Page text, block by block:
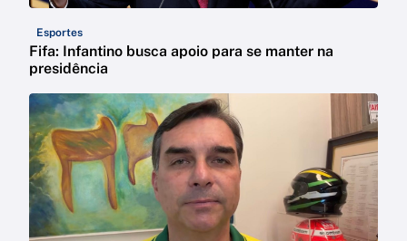
Esportes
Fifa: Infantino busca apoio para se manter na
presidência